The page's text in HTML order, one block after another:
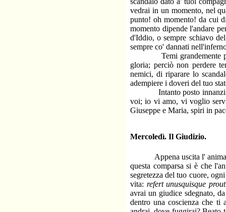
vedrai in un momento, nel
punto! oh momento! da cui
momento dipende l'andare
d'Iddio, o sempre schiavo
sempre co' dannati
Temi grandemente per
gloria; perciò non perdere
nemici, di riparare lo
adempiere i doveri del tuo
Intanto posto innanzi al
voi; io vi amo, vi voglio
Giuseppe e Maria, spiri in
Mercoledì. Il Giudizio.
Appena uscita l' anima
questa comparsa si è che
segretezza del tuo cuore,
vita: refert unusquisque
avrai un giudice sdegnato,
dentro una coscienza che ti